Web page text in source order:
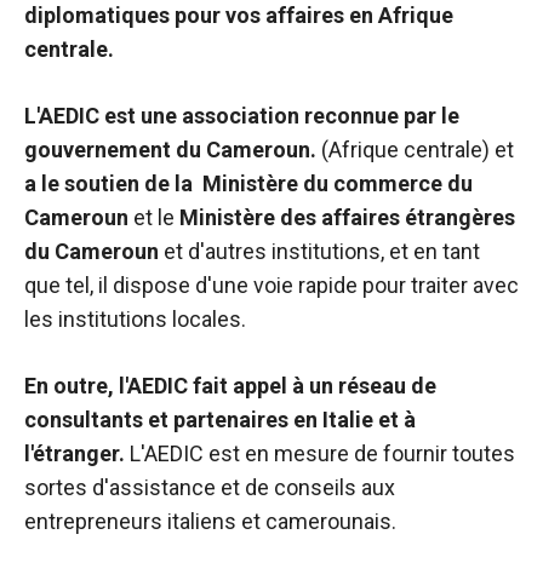
diplomatiques pour vos affaires en Afrique
centrale.
L'AEDIC est une association reconnue par le
gouvernement du Cameroun. (Afrique centrale) et
a le soutien de la Ministère du commerce du
Cameroun et le Ministère des affaires étrangères
du Cameroun et d'autres institutions, et en tant
que tel, il dispose d'une voie rapide pour traiter avec
les institutions locales.
En outre, l'AEDIC fait appel à un réseau de
consultants et partenaires en Italie et à
l'étranger. L'AEDIC est en mesure de fournir toutes
sortes d'assistance et de conseils aux
entrepreneurs italiens et camerounais.
votre
comportement
lors de la
site, vous
augmentez
les chances
de voir des
contenus et
des offres
personnalisés.